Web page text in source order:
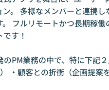
。 多様なメンバーと連携
フルリモートかつ長期稼
す！
PM業務の中で、特に下記
・顧客との折衝（企画提案